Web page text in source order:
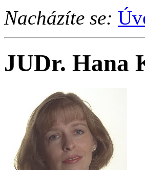
Nacházíte se:
JUDr. Hana